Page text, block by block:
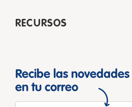
RECURSOS
Recibe las novedades
en tu correo